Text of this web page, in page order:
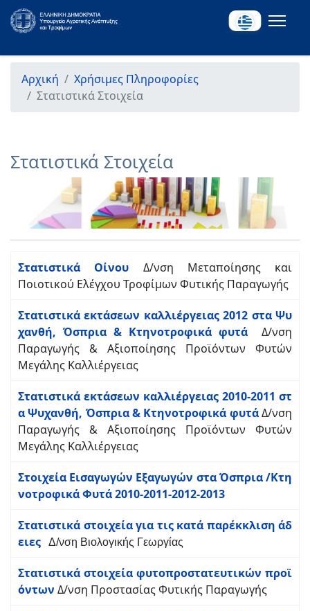
Αρχική
Χρήσιμες Πληροφορίες
Στατιστικά Στοιχεία
Στατιστικά Στοιχεία
Στατιστικά Οίνου
Δ/νση Μεταποίησης και
Ποιοτικού Ελέγχου Τροφίμων Φυτικής Παραγωγής
Στατιστικά εκτάσεων καλλιέργειας 2012 στα Ψυ
χανθή, Όσπρια & Κτηνοτροφικά φυτά
Δ/νση
Παραγωγής & Αξιοποίησης Προϊόντων Φυτών
Μεγάλης Καλλιέργειας
Στατιστικά εκτάσεων καλλιέργειας 2010-2011 στ
α Ψυχανθή, Όσπρια & Κτηνοτροφικά φυτάΔ/νση
Παραγωγής & Αξιοποίησης Προϊόντων Φυτών
Μεγάλης Καλλιέργειας
Στοιχεία Εισαγωγών Εξαγωγών στα Όσπρια /Κτη
νοτροφικά Φυτά 2010-2011-2012-2013
Στατιστικά στοιχεία για τις κατά παρέκκλιση άδ
ειες
Δ/νση Βιολογικής Γεωργίας
Στατιστικά στοιχεία φυτοπροστατευτικών προϊ
όντων Δ/νση Προστασίας Φυτικής Παραγωγής